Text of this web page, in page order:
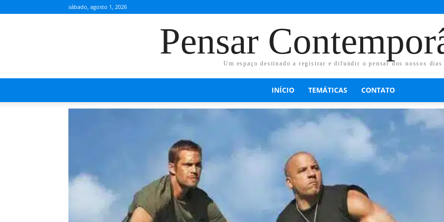
sábado, agosto 1, 2026
Pensar
Um espaço destinado a registrar e difundir o pensar dos nossos dias
INÍCIO TEMÁTICAS CONTATO